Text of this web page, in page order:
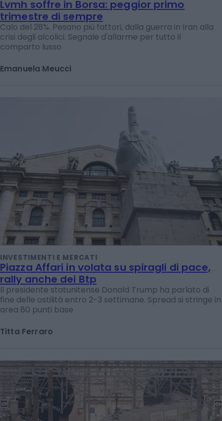
Lvmh soffre in Borsa: peggior primo
trimestre di sempre
Calo del 28%. Pesano più fattori, dalla guerra in Iran alla
crisi degli alcolici. Segnale d'allarme per tutto il
comparto lusso
Emanuela Meucci
INVESTIMENTI E MERCATI
Piazza Affari in volata su spiragli di pace,
rally anche dei Btp
Il presidente statunitense Donald Trump ha parlato di
fine delle ostilità entro 2-3 settimane. Spread si stringe in
area 80 punti base
Titta Ferraro